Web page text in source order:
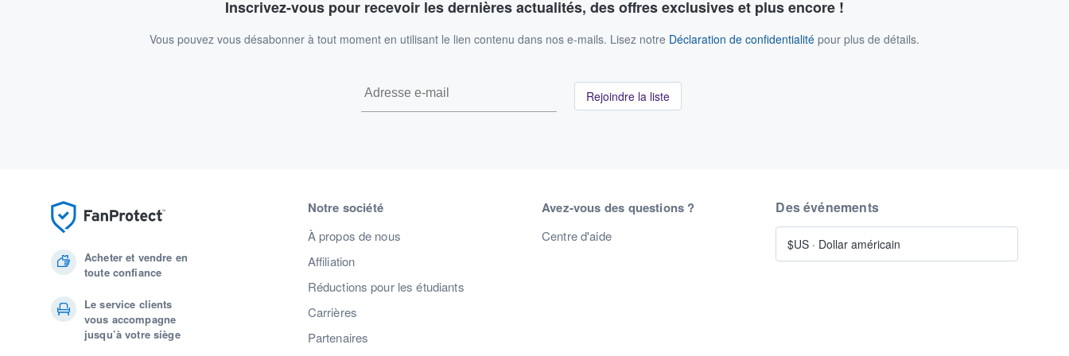
Inscrivez-vous pour recevoir les dernières actualités, des offres exclusives et plus encore !
Vous pouvez vous désabonner à tout moment en utilisant le lien contenu dans nos e-mails. Lisez notre Déclaration de confidentialité pour plus de détails.
Rejoindre la liste
Acheter et vendre en
toute confiance
Le service clients
vous accompagne
jusqu’à votre siège
Notre société
À propos de nous
Affiliation
Réductions pour les étudiants
Carrières
Partenaires
Avez-vous des questions ?
Centre d'aide
Des événements
$US · Dollar américain